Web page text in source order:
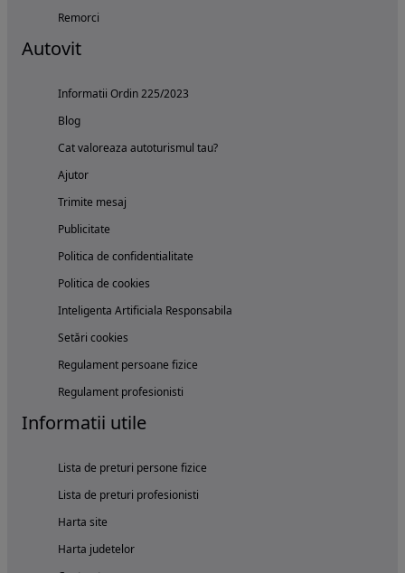
Remorci
Autovit
Informatii Ordin 225/2023
Blog
Cat valoreaza autoturismul tau?
Ajutor
Trimite mesaj
Publicitate
Politica de confidentialitate
Politica de cookies
Inteligenta Artificiala Responsabila
Setări cookies
Regulament persoane fizice
Regulament profesionisti
Informatii utile
Lista de preturi persone fizice
Lista de preturi profesionisti
Harta site
Harta judetelor